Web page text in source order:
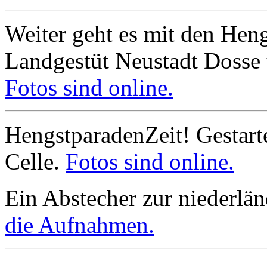
Weiter geht es mit den
Landgestüt Neustadt
Fotos sind online.
HengstparadenZeit!
Celle. Fotos sind online.
Ein Abstecher zur
die Aufnahmen.